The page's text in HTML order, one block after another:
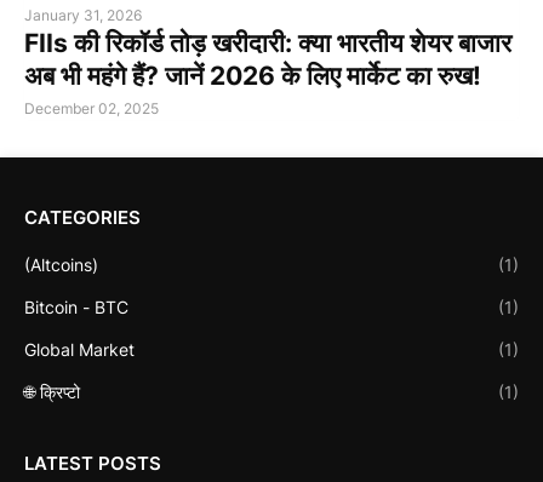
January 31, 2026
FIIs की रिकॉर्ड तोड़ खरीदारी: क्या भारतीय शेयर बाजार
अब भी महंगे हैं? जानें 2026 के लिए मार्केट का रुख!
December 02, 2025
CATEGORIES
(Altcoins) (1)
Bitcoin - BTC (1)
Global Market (1)
🌐 क्रिप्टो (1)
LATEST POSTS